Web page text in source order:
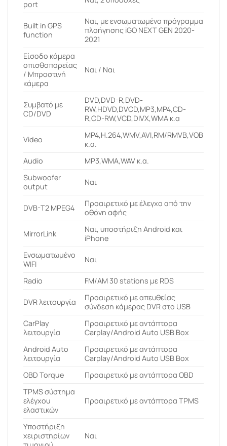
port
Built in GPS
function
Ναι, με ενσωματωμένο πρόγραμμα
πλοήγησης iGO NEXT GEN 2020-
2021
Είσοδο κάμερα
οπισθοπορείας
/ Μπροστινή
κάμερα
Ναι / Ναι
Συμβατό με
CD/DVD
DVD,DVD-R,DVD-
RW,HDVD,DVCD,MP3,MP4,CD-
R,CD-RW,VCD,DIVX,WMA κ.α
Video
MP4,H.264,WMV,AVI,RM/RMVB,VOB
κ.α.
Audio
MP3,WMA,WAV κ.α.
Subwoofer
output
Ναι
DVB-T2 MPEG4
Προαιρετικό με έλεγχο από την
οθόνη αφής
MirrorLink
Ναι, υποστήριξη Android και
iPhone
Ενσωματωμένο
WIFI
Ναι
Radio FM/AM 30 stations με RDS
DVR λειτουργία
Προαιρετικό με απευθείας
σύνδεση κάμερας DVR στο USB
CarPlay
λειτουργία
Προαιρετικό με αντάπτορα
Carplay/Android Auto USB Box
Android Auto
λειτουργία
Προαιρετικό με αντάπτορα
Carplay/Android Auto USB Box
OBD Torque
Προαιρετικό με αντάπτορα OBD
ΤPMS σύστημα
ελέγχου
ελαστικών
Προαιρετικό με αντάπτορα TPMS
Υποστήριξη
χειριστηρίων
Ναι